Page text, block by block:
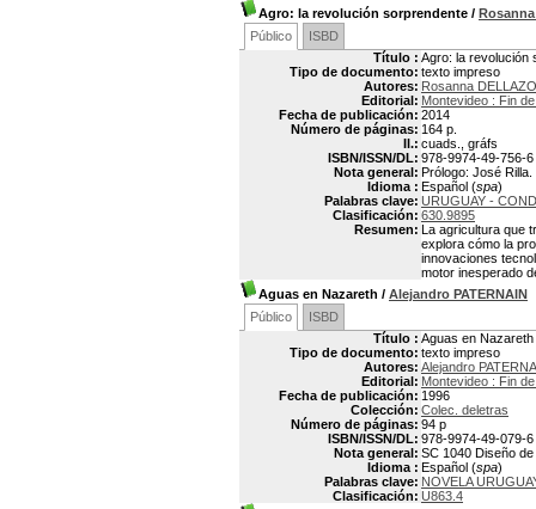
Agro: la revolución sorprendente /
Público
ISBD
Título : Agro: la revolución
Tipo de documento: texto impreso
Autores: Rosanna
Editorial: Montevideo : Fin
Fecha de publicación: 2014
Número de páginas: 164 p.
Il.: cuads., gráfs
ISBN/ISSN/DL: 978-9974-49-756-6
Nota general: Prólogo: José
Idioma : Español (spa)
Palabras clave: URUGUAY -
Clasificación: 630.9895
Resumen: La agricultura que
explora cómo la
innovaciones
motor inesperado
Aguas en Nazareth / Alejandro PATERNAIN
Público
ISBD
Título : Aguas en Nazareth
Tipo de documento: texto impreso
Autores: Alejandro
Editorial: Montevideo : Fin
Fecha de publicación: 1996
Colección: Colec. deletras
Número de páginas: 94 p
ISBN/ISSN/DL: 978-9974-49-079-6
Nota general: SC 1040 Diseño
Idioma : Español (spa)
Palabras clave: NOVELA
Clasificación: U863.4